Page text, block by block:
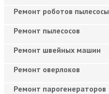
Ремонт роботов пылесосы
Ремонт пылесосов
Ремонт швейных машин
Ремонт оверлоков
Ремонт парогенераторов